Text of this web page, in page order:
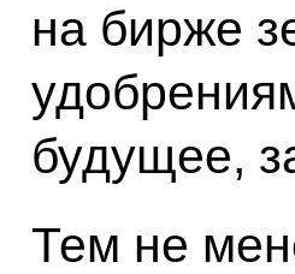
на бирже
будущее,
Тем не